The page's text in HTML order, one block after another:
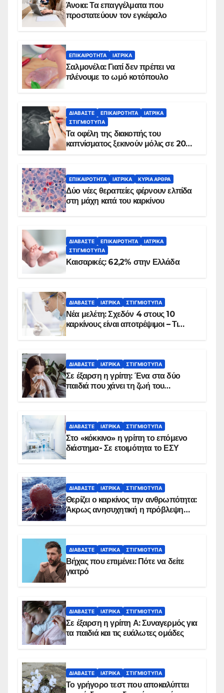
Άνοια: Τα επαγγέλματα που
προστατεύουν τον εγκέφαλο
ΕΠΙΚΑΙΡΌΤΗΤΑ ΙΑΤΡΙΚΆ
Σαλμονέλα: Γιατί δεν πρέπει να
πλένουμε το ωμό κοτόπουλο
ΔΙΑΒΆΣΤΕ ΕΠΙΚΑΙΡΌΤΗΤΑ
ΙΑΤΡΙΚΆ
ΣΤΙΓΜΙΌΤΥΠΑ
Τα οφέλη της διακοπής του
καπνίσματος ξεκινούν μόλις σε 20
ΕΠΙΚΑΙΡΌΤΗΤΑ ΙΑΤΡΙΚΆ ΚΥΡΙΑ ΑΡΘΡΑ
Δύο νέες θεραπείες φέρνουν ελπίδα
στη μάχη κατά του καρκίνου
ΔΙΑΒΆΣΤΕ ΕΠΙΚΑΙΡΌΤΗΤΑ
ΙΑΤΡΙΚΆ
ΣΤΙΓΜΙΌΤΥΠΑ
Καισαρικές: 62,2% στην Ελλάδα
ΔΙΑΒΆΣΤΕ ΙΑΤΡΙΚΆ ΣΤΙΓΜΙΌΤΥΠΑ
Νέα μελέτη: Σχεδόν 4 στους 10
καρκίνους είναι αποτρέψιμοι – Τι
ΔΙΑΒΆΣΤΕ ΙΑΤΡΙΚΆ ΣΤΙΓΜΙΌΤΥΠΑ
Σε έξαρση η γρίπη: Ένα στα δύο
παιδιά που χάνει τη ζωή του
ΔΙΑΒΆΣΤΕ ΙΑΤΡΙΚΆ ΣΤΙΓΜΙΌΤΥΠΑ
Στο «κόκκινο» η γρίπη το επόμενο
διάστημα- Σε ετοιμότητα το ΕΣΥ
ΔΙΑΒΆΣΤΕ ΙΑΤΡΙΚΆ ΣΤΙΓΜΙΌΤΥΠΑ
Θερίζει ο καρκίνος την ανθρωπότητα:
Άκρως ανησυχητική η πρόβλεψη…
ΔΙΑΒΆΣΤΕ ΙΑΤΡΙΚΆ ΣΤΙΓΜΙΌΤΥΠΑ
Βήχας που επιμένει: Πότε να δείτε
γιατρό
ΔΙΑΒΆΣΤΕ ΙΑΤΡΙΚΆ ΣΤΙΓΜΙΌΤΥΠΑ
Σε έξαρση η γρίπη Α: Συναγερμός για
τα παιδιά και τις ευάλωτες ομάδες
ΔΙΑΒΆΣΤΕ ΙΑΤΡΙΚΆ ΣΤΙΓΜΙΌΤΥΠΑ
Το γρήγορο τεστ που αποκαλύπτει